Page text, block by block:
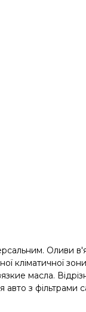
Оливи
кліматичної
масла.
з фільтрами